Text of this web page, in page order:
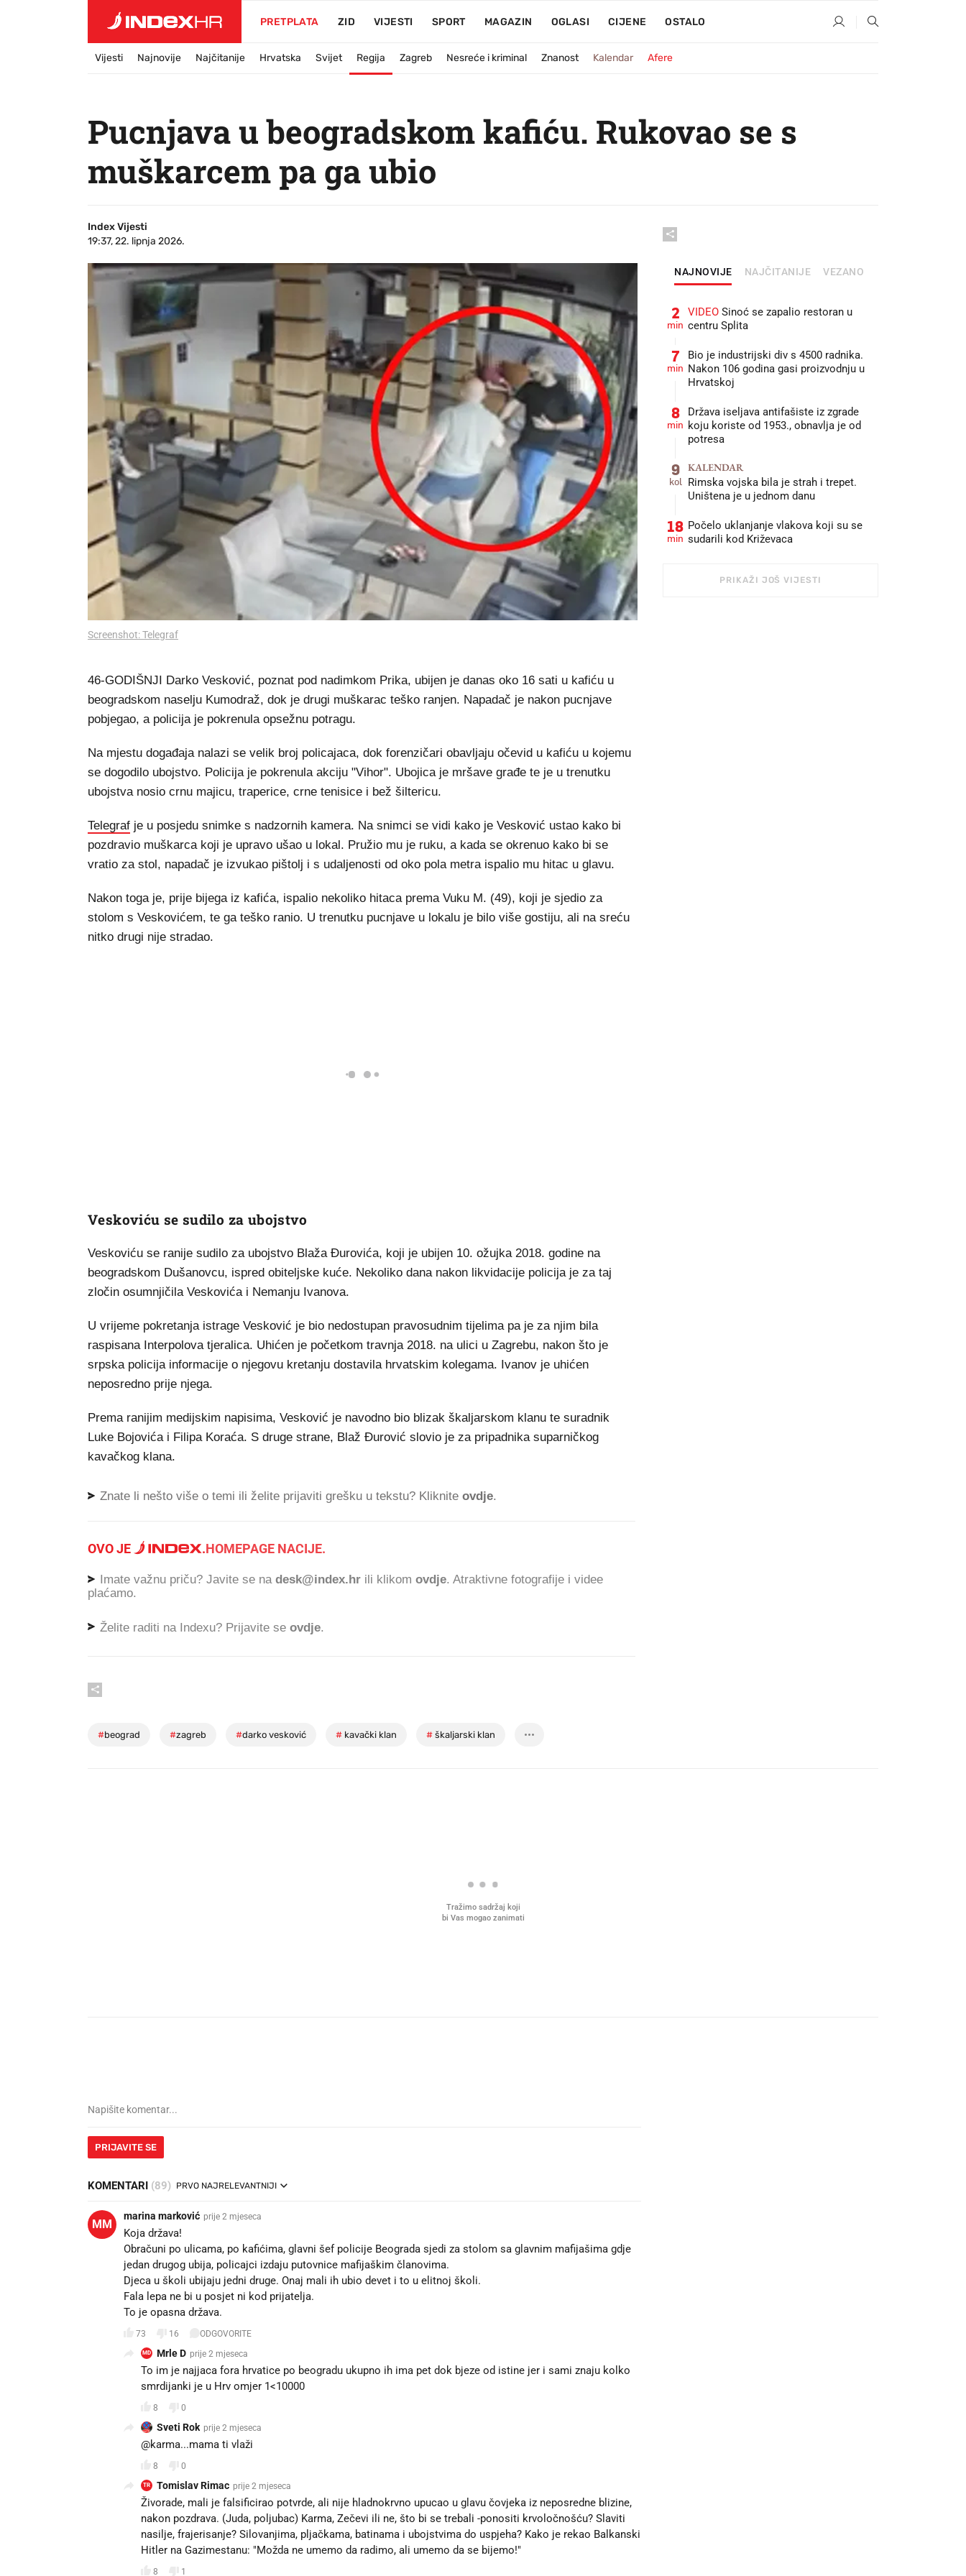
PRETPLATA ZID VIJESTI SPORT MAGAZIN OGLASI CIJENE OSTALO
Vijesti Najnovije Najčitanije Hrvatska Svijet Regija Zagreb Nesreće i kriminal Znanost Kalendar Afere
Pucnjava u beogradskom kafiću. Rukovao se s
muškarcem pa ga ubio
Index Vijesti
19:37, 22. lipnja 2026.
Screenshot: Telegraf
46-GODIŠNJI Darko Vesković, poznat pod nadimkom Prika, ubijen je danas oko 16 sati u kafiću u
beogradskom naselju Kumodraž, dok je drugi muškarac teško ranjen. Napadač je nakon pucnjave
pobjegao, a policija je pokrenula opsežnu potragu.
Na mjestu događaja nalazi se velik broj policajaca, dok forenzičari obavljaju očevid u kafiću u kojemu
se dogodilo ubojstvo. Policija je pokrenula akciju "Vihor". Ubojica je mršave građe te je u trenutku
ubojstva nosio crnu majicu, traperice, crne tenisice i bež šiltericu.
Telegraf je u posjedu snimke s nadzornih kamera. Na snimci se vidi kako je Vesković ustao kako bi
pozdravio muškarca koji je upravo ušao u lokal. Pružio mu je ruku, a kada se okrenuo kako bi se
vratio za stol, napadač je izvukao pištolj i s udaljenosti od oko pola metra ispalio mu hitac u glavu.
Nakon toga je, prije bijega iz kafića, ispalio nekoliko hitaca prema Vuku M. (49), koji je sjedio za
stolom s Veskovićem, te ga teško ranio. U trenutku pucnjave u lokalu je bilo više gostiju, ali na sreću
nitko drugi nije stradao.
Veskoviću se sudilo za ubojstvo
Veskoviću se ranije sudilo za ubojstvo Blaža Đurovića, koji je ubijen 10. ožujka 2018. godine na
beogradskom Dušanovcu, ispred obiteljske kuće. Nekoliko dana nakon likvidacije policija je za taj
zločin osumnjičila Veskovića i Nemanju Ivanova.
U vrijeme pokretanja istrage Vesković je bio nedostupan pravosudnim tijelima pa je za njim bila
raspisana Interpolova tjeralica. Uhićen je početkom travnja 2018. na ulici u Zagrebu, nakon što je
srpska policija informacije o njegovu kretanju dostavila hrvatskim kolegama. Ivanov je uhićen
neposredno prije njega.
Prema ranijim medijskim napisima, Vesković je navodno bio blizak škaljarskom klanu te suradnik
Luke Bojovića i Filipa Koraća. S druge strane, Blaž Đurović slovio je za pripadnika suparničkog
kavačkog klana.
Znate li nešto više o temi ili želite prijaviti grešku u tekstu? Kliknite ovdje.
OVO JE .HOMEPAGE NACIJE.
Imate važnu priču? Javite se na desk@index.hr ili klikom ovdje. Atraktivne fotografije i videe
plaćamo.
Želite raditi na Indexu? Prijavite se ovdje.
#beograd #zagreb #darko vesković # kavački klan # škaljarski klan
NAJNOVIJE NAJČITANIJE VEZANO
2
min
VIDEO Sinoć se zapalio restoran u
centru Splita
7
min
Bio je industrijski div s 4500 radnika.
Nakon 106 godina gasi proizvodnju u
Hrvatskoj
8
min
Država iseljava antifašiste iz zgrade
koju koriste od 1953., obnavlja je od
potresa
9
kol
KALENDAR
Rimska vojska bila je strah i trepet.
Uništena je u jednom danu
18
min
Počelo uklanjanje vlakova koji su se
sudarili kod Križevaca
PRIKAŽI JOŠ VIJESTI
Tražimo sadržaj koji
bi Vas mogao zanimati
PRIJAVITE SE
KOMENTARI (89) PRVO NAJRELEVANTNIJI
MM
marina marković prije 2 mjeseca
Koja država!
Obračuni po ulicama, po kafićima, glavni šef policije Beograda sjedi za stolom sa glavnim mafijašima gdje
jedan drugog ubija, policajci izdaju putovnice mafijaškim članovima.
Djeca u školi ubijaju jedni druge. Onaj mali ih ubio devet i to u elitnoj školi.
Fala lepa ne bi u posjet ni kod prijatelja.
To je opasna država.
73 16 ODGOVORITE
MD Mrle D prije 2 mjeseca
To im je najjaca fora hrvatice po beogradu ukupno ih ima pet dok bjeze od istine jer i sami znaju kolko
smrdijanki je u Hrv omjer 1<10000
8 0
Sveti Rok prije 2 mjeseca
@karma...mama ti vlaži
8 0
TR Tomislav Rimac prije 2 mjeseca
Živorade, mali je falsificirao potvrde, ali nije hladnokrvno upucao u glavu čovjeka iz neposredne blizine,
nakon pozdrava. (Juda, poljubac) Karma, Zečevi ili ne, što bi se trebali -ponositi krvoločnošću? Slaviti
nasilje, frajerisanje? Silovanjima, pljačkama, batinama i ubojstvima do uspjeha? Kako je rekao Balkanski
Hitler na Gazimestanu: "Možda ne umemo da radimo, ali umemo da se bijemo!"
8 1